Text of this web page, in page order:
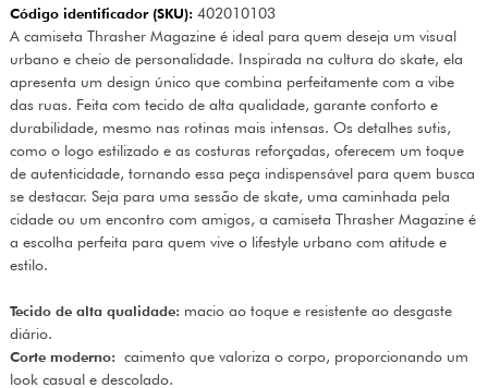
Código identificador (SKU):402010103
A camiseta Thrasher Magazine é ideal para quem deseja um visual
urbano e cheio de personalidade. Inspirada na cultura do skate, ela
apresenta um design único que combina perfeitamente com a vibe
das ruas. Feita com tecido de alta qualidade, garante conforto e
durabilidade, mesmo nas rotinas mais intensas. Os detalhes sutis,
como o logo estilizado e as costuras reforçadas, oferecem um toque
de autenticidade, tornando essa peça indispensável para quem busca
se destacar. Seja para uma sessão de skate, uma caminhada pela
cidade ou um encontro com amigos, a camiseta Thrasher Magazine é
a escolha perfeita para quem vive o lifestyle urbano com atitude e
estilo.
Tecido de alta qualidade: macio ao toque e resistente ao desgaste
diário.
Corte moderno: caimento que valoriza o corpo, proporcionando um
look casual e descolado.